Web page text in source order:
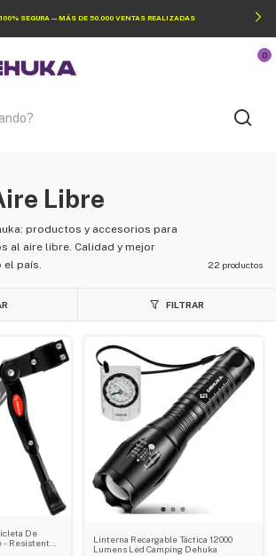
100% SEGURA — MÁS DE 50.000 VENTAS REALIZADAS
0
Libre
productos y accesorios para
al aire libre. Calidad y mejor
el país.
22 productos
FILTRAR
De
Resistente
Linterna Recargable Táctica 12000
Lumens Led Camping Dehuka